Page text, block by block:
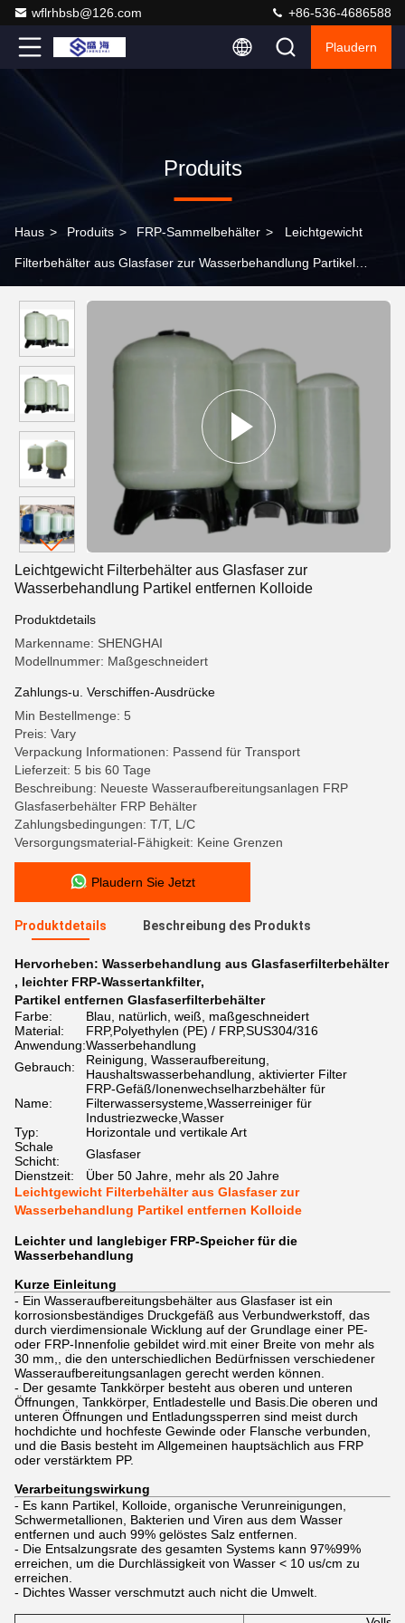
wflrhbsb@126.com +86-536-4686588
Plaudern
Produits
Haus > Produits > FRP-Sammelbehälter > Leichtgewicht
Filterbehälter aus Glasfaser zur Wasserbehandlung Partikel
Leichtgewicht Filterbehälter aus Glasfaser zur
Wasserbehandlung Partikel entfernen Kolloide
Produktdetails
Markenname: SHENGHAI
Modellnummer: Maßgeschneidert
Zahlungs-u. Verschiffen-Ausdrücke
Min Bestellmenge: 5
Preis: Vary
Verpackung Informationen: Passend für Transport
Lieferzeit: 5 bis 60 Tage
Beschreibung: Neueste Wasseraufbereitungsanlagen FRP
Glasfaserbehälter FRP Behälter
Zahlungsbedingungen: T/T, L/C
Versorgungsmaterial-Fähigkeit: Keine Grenzen
Plaudern Sie Jetzt
Produktdetails Beschreibung des Produkts
Hervorheben: Wasserbehandlung aus Glasfaserfilterbehälter
, leichter FRP-Wassertankfilter,
Partikel entfernen Glasfaserfilterbehälter
Farbe:
Blau, natürlich, weiß, maßgeschneidert
Material:
FRP,Polyethylen (PE) / FRP,SUS304/316
Anwendung:Wasserbehandlung
Gebrauch:
Reinigung, Wasseraufbereitung,
Haushaltswasserbehandlung, aktivierter Filter
Name:
FRP-Gefäß/Ionenwechselharzbehälter für
Filterwassersysteme,Wasserreiniger für
Industriezwecke,Wasser
Typ:
Horizontale und vertikale Art
Schale
Schicht:
Glasfaser
Dienstzeit:
Über 50 Jahre, mehr als 20 Jahre
Leichtgewicht Filterbehälter aus Glasfaser zur
Wasserbehandlung Partikel entfernen Kolloide
Leichter und langlebiger FRP-Speicher für die
Wasserbehandlung
Kurze Einleitung
- Ein Wasseraufbereitungsbehälter aus Glasfaser ist ein
korrosionsbeständiges Druckgefäß aus Verbundwerkstoff, das
durch vierdimensionale Wicklung auf der Grundlage einer PE-
oder FRP-Innenfolie gebildet wird.mit einer Breite von mehr als
30 mm,, die den unterschiedlichen Bedürfnissen verschiedener
Wasseraufbereitungsanlagen gerecht werden können.
- Der gesamte Tankkörper besteht aus oberen und unteren
Öffnungen, Tankkörper, Entladestelle und Basis.Die oberen und
unteren Öffnungen und Entladungssperren sind meist durch
hochdichte und hochfeste Gewinde oder Flansche verbunden,
und die Basis besteht im Allgemeinen hauptsächlich aus FRP
oder verstärktem PP.
Verarbeitungswirkung
- Es kann Partikel, Kolloide, organische Verunreinigungen,
Schwermetallionen, Bakterien und Viren aus dem Wasser
entfernen und auch 99% gelöstes Salz entfernen.
- Die Entsalzungsrate des gesamten Systems kann 97%­99%
erreichen, um die Durchlässigkeit von Wasser < 10 us/cm zu
erreichen.
- Dichtes Wasser verschmutzt auch nicht die Umwelt.